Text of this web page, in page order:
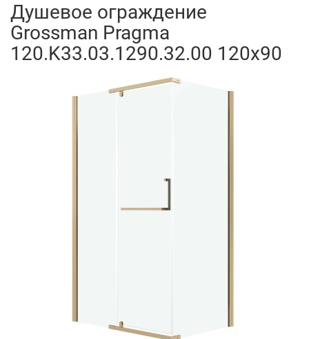
Душевое ограждение
Grossman Pragma
120.K33.03.1290.32.00 120x90